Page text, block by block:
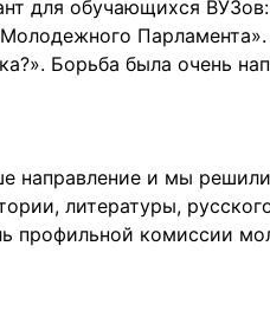
для обучающихся
Борьба была очень
направление и мы
литературы,
профильной комиссии